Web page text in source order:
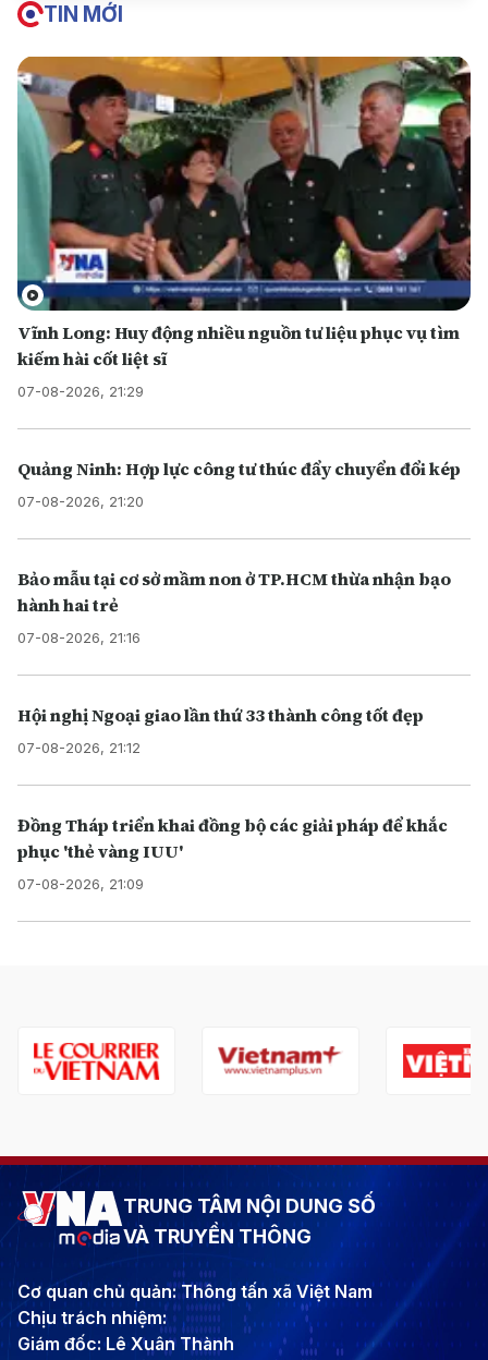
TIN MỚI
Vĩnh Long: Huy động nhiều nguồn tư liệu phục vụ tìm
kiếm hài cốt liệt sĩ
07-08-2026, 21:29
Quảng Ninh: Hợp lực công tư thúc đẩy chuyển đổi kép
07-08-2026, 21:20
Bảo mẫu tại cơ sở mầm non ở TP.HCM thừa nhận bạo
hành hai trẻ
07-08-2026, 21:16
Hội nghị Ngoại giao lần thứ 33 thành công tốt đẹp
07-08-2026, 21:12
Đồng Tháp triển khai đồng bộ các giải pháp để khắc
phục 'thẻ vàng IUU'
07-08-2026, 21:09
TRUNG TÂM NỘI DUNG SỐ
VÀ TRUYỀN THÔNG
Cơ quan chủ quản: Thông tấn xã Việt Nam
Chịu trách nhiệm:
Giám đốc: Lê Xuân Thành